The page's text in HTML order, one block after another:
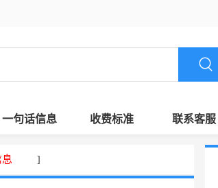
一句话信息 收费标准 联系客服
]